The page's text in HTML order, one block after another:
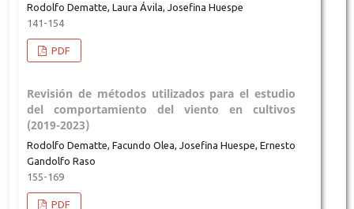
Rodolfo Dematte, Laura Ávila, Josefina Huespe
141-154
PDF
Revisión de métodos utilizados para el estudio
del comportamiento del viento en cultivos
(2019-2023)
Rodolfo Dematte, Facundo Olea, Josefina Huespe, Ernesto
Gandolfo Raso
155-169
PDF